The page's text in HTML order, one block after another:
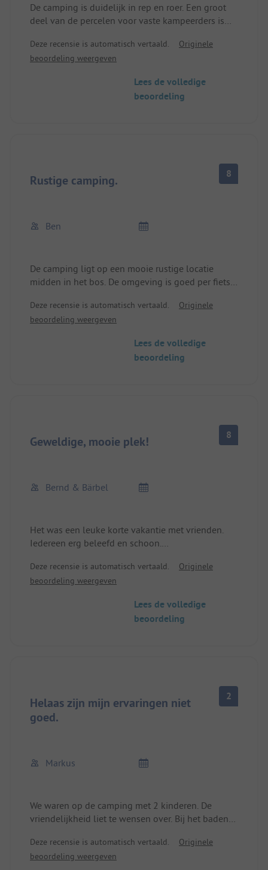
De camping is duidelijk in rep en roer. Een groot
deel van de percelen voor vaste kampeerders is
seizoenplaatsen daarentegen zijn goed
aangelegd, vaak met elektriciteits-, water- en
sanitaire voorzieningen zijn goed, maar helaas
was één keer per dag schoonmaken niet genoeg.
Deze recensie is automatisch vertaald.
Originele
beoordeling weergeven
Lees de volledige
beoordeling
Rustige camping. 8
Ben
De camping ligt op een mooie rustige locatie
midden in het bos. De omgeving is goed per fiets
Het personeel was vriendelijk. We komen zeker
nog een keer.
absolute rapportcijfer te willen geven.
Deze recensie is automatisch vertaald.
Originele
beoordeling weergeven
Lees de volledige
beoordeling
Geweldige, mooie plek! 8
Bernd & Bärbel
Het was een leuke korte vakantie met vrienden.
Iedereen erg beleefd en schoon.
Helaas was er nauwelijks water in het meer, dat
werd gerepareerd.
We zouden graag nog eens komen
Deze recensie is automatisch vertaald.
Originele
beoordeling weergeven
Lees de volledige
beoordeling
Helaas zijn mijn ervaringen niet
goed.
2
Markus
We waren op de camping met 2 kinderen. De
vriendelijkheid liet te wensen over. Bij het baden
we stil moesten zijn. En we waren echt niet
overdreven luidruchtig.
Deze recensie is automatisch vertaald.
Originele
beoordeling weergeven